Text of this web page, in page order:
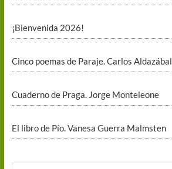
¡Bienvenida 2026!
Cinco poemas de Paraje. Carlos Aldazábal
Cuaderno de Praga. Jorge Monteleone
El libro de Pío. Vanesa Guerra Malmsten